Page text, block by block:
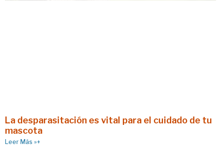
La desparasitación es vital para el cuidado de tu
mascota
Leer Más »+